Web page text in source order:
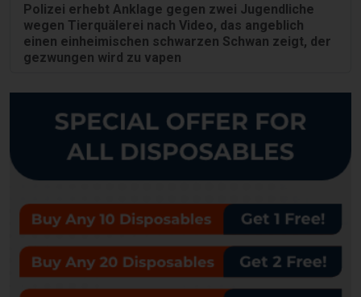
Polizei erhebt Anklage gegen zwei Jugendliche
wegen Tierquälerei nach Video, das angeblich
einen einheimischen schwarzen Schwan zeigt, der
gezwungen wird zu vapen